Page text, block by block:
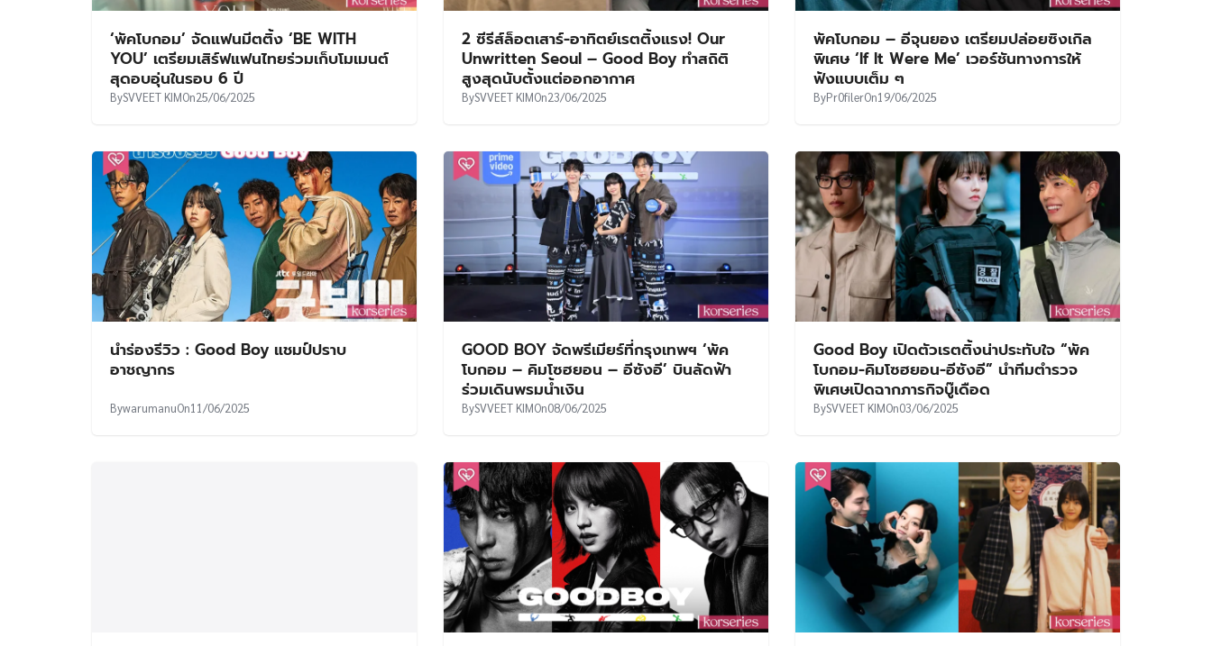
‘พัคโบกอม’ จัดแฟนมีตติ้ง ‘BE WITH
YOU’ เตรียมเสิร์ฟแฟนไทยร่วมเก็บโมเมนต์
สุดอบอุ่นในรอบ 6 ปี
BySVVEET KIMOn25/06/2025
2 ซีรีส์ล็อตเสาร์-อาทิตย์เรตติ้งแรง! Our
Unwritten Seoul – Good Boy ทำสถิติ
สูงสุดนับตั้งแต่ออกอากาศ
BySVVEET KIMOn23/06/2025
พัคโบกอม – อีจุนยอง เตรียมปล่อยซิงเกิล
พิเศษ ‘If It Were Me’ เวอร์ชันทางการให้
ฟังแบบเต็ม ๆ
ByPr0filerOn19/06/2025
นำร่องรีวิว : Good Boy แชมป์ปราบ
อาชญากร
BywarumanuOn11/06/2025
GOOD BOY จัดพรีเมียร์ที่กรุงเทพฯ ‘พัค
โบกอม – คิมโซฮยอน – อีซังอี’ บินลัดฟ้า
ร่วมเดินพรมน้ำเงิน
BySVVEET KIMOn08/06/2025
Good Boy เปิดตัวเรตติ้งน่าประทับใจ “พัค
โบกอม-คิมโซฮยอน-อีซังอี” นำทีมตำรวจ
พิเศษเปิดฉากภารกิจบู๊เดือด
BySVVEET KIMOn03/06/2025